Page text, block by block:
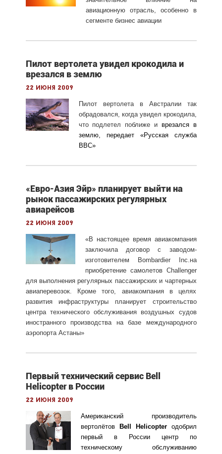
авиационную отрасль, особенно в
сегменте бизнес авиации
Пилот вертолета увидел крокодила и
врезался в землю
22 июня 2009
Пилот вертолета в Австралии так
обрадовался, когда увидел крокодила,
что подлетел поближе и врезался в
землю, передает «Русская служба
ВВС»
«Евро-Азия Эйр» планирует выйти на
рынок пассажирских регулярных
авиарейсов
22 июня 2009
«В настоящее время авиакомпания
заключила договор с заводом-
изготовителем Bombardier Inc.на
приобретение самолетов Challenger
для выполнения регулярных пассажирских и чартерных
авиаперевозок. Кроме того, авиакомпания в целях
развития инфраструктуры планирует строительство
центра технического обслуживания воздушных судов
иностранного производства на базе международного
аэропорта Астаны»
Первый технический сервис Bell
Helicopter в России
22 июня 2009
Американский производитель
вертолётовBell Helicopterодобрил
первый в России центр по
техническому обслуживанию